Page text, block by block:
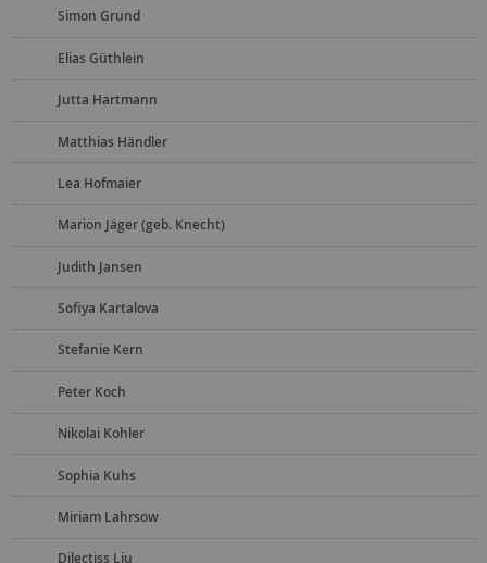
Simon Grund
Elias Güthlein
Jutta Hartmann
Matthias Händler
Lea Hofmaier
Marion Jäger (geb. Knecht)
Judith Jansen
Sofiya Kartalova
Stefanie Kern
Peter Koch
Nikolai Kohler
Sophia Kuhs
Miriam Lahrsow
Dilectiss Liu